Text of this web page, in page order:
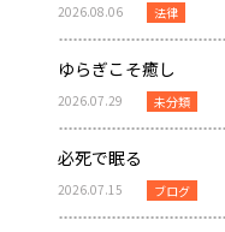
2026.08.06 法律
ゆらぎこそ癒し
2026.07.29 未分類
必死で眠る
2026.07.15 ブログ